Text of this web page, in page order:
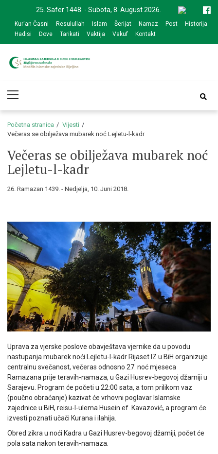
navigation
content
25. Safer 1448. - Subota, 8. August 2026.
Kur'an Časni Resulullah Islam Šerijat Namaz Post
Historija
Hadisi
Dove Tarikati Vaktija Vakuf Kontakt
zajednice Bijeljina
Menu
Početna stranica
Vijesti
Večeras se obilježava mubarek noć Lejletu-l-kadr
Večeras se obilježava mubarek noć
Lejletu-l-kadr
26. Ramazan 1439. - Nedjelja, 10. Juni 2018.
Uprava za vjerske poslove obavještava vjernike da u povodu
nastupanja mubarek noći Lejletu-l-kadr Rijaset IZ u BiH organizuje
centralnu svečanost, večeras odnosno 27. noć mjeseca
Ramazana prije teravih-namaza, u Gazi Husrev-begovoj džamiji u
Sarajevu. Program će početi u 22:00 sata, a tom prilikom vaz
(poučno obraćanje) kazivat će vrhovni poglavar Islamske
zajednice u BiH, reisu-l-ulema Husein ef. Kavazović, a program će
izvesti poznati učači Kurana i ilahija.
Obred zikra u noći Kadra u Gazi Husrev-begovoj džamiji, počet će
pola sata nakon teravih-namaza.